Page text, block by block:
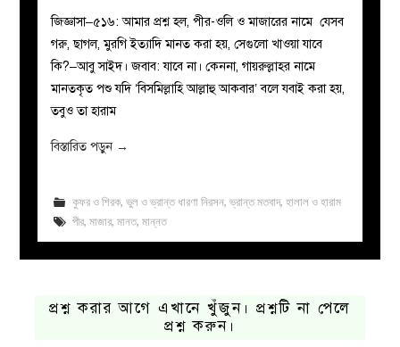
জিজ্ঞাসা–৫১৬: আমার প্রশ্ন হল, পীর-ওলি ও মাজারের নামে যেসব
গরু, ছাগল, মুরগি ইত্যাদি মানত করা হয়, সেগুলো খাওয়া যাবে
কি?–আবু সাইদ। জবাব: যাবে না। কেননা, গায়রুল্লাহর নামে
মানতকৃত পশু যদি ‘বিসমিল্লাহি আল্লাহু আকবার’ বলে যবাই করা হয়,
তবুও তা হারাম
বিস্তারিত পড়ুন →
কুফর ও শিরক, ভুল ও ভ্রান্ত ধারণা নিরসন, ভ্রান্ত মতবাদ, হালাল ও হারাম
পীর, মাজার, মানত, মান্নত
প্রশ্ন করার আগে এখানে খুঁজুন। প্রশ্নটি না পেলে
প্রশ্ন করুন।